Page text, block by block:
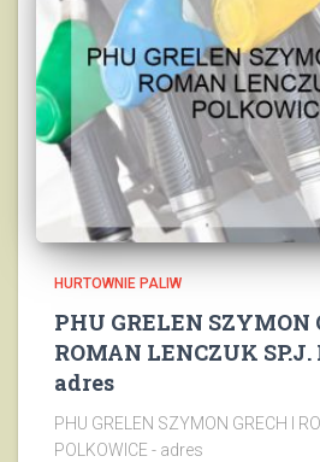
HURTOWNIE PALIW
PHU GRELEN SZYMON
ROMAN LENCZUK
adres
PHU GRELEN SZYMON GRECH I
POLKOWICE - adres